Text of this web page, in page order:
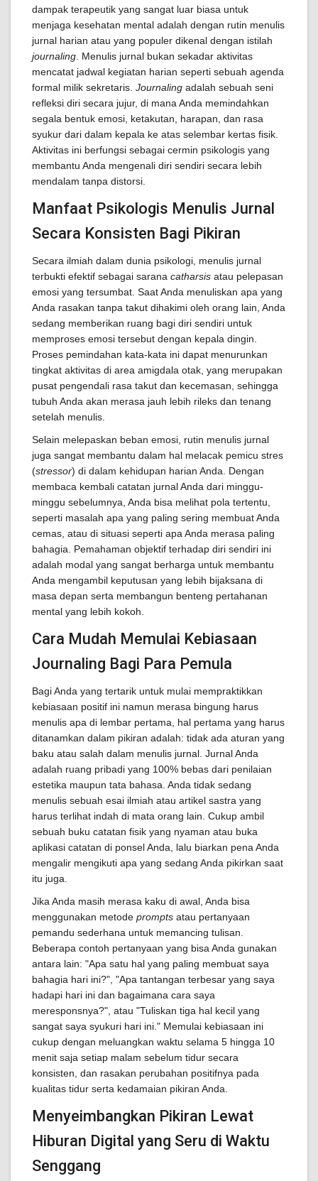
dampak terapeutik yang sangat luar biasa untuk
menjaga kesehatan mental adalah dengan rutin menulis
jurnal harian atau yang populer dikenal dengan istilah
journaling . Menulis jurnal bukan sekadar aktivitas
mencatat jadwal kegiatan harian seperti sebuah agenda
formal milik sekretaris. Journaling adalah sebuah seni
refleksi diri secara jujur, di mana Anda memindahkan
segala bentuk emosi, ketakutan, harapan, dan rasa
syukur dari dalam kepala ke atas selembar kertas fisik.
Aktivitas ini berfungsi sebagai cermin psikologis yang
membantu Anda mengenali diri sendiri secara lebih
mendalam tanpa distorsi.
Manfaat Psikologis Menulis Jurnal
Secara Konsisten Bagi Pikiran
Secara ilmiah dalam dunia psikologi, menulis jurnal
terbukti efektif sebagai sarana catharsis atau pelepasan
emosi yang tersumbat. Saat Anda menuliskan apa yang
Anda rasakan tanpa takut dihakimi oleh orang lain, Anda
sedang memberikan ruang bagi diri sendiri untuk
memproses emosi tersebut dengan kepala dingin.
Proses pemindahan kata-kata ini dapat menurunkan
tingkat aktivitas di area amigdala otak, yang merupakan
pusat pengendali rasa takut dan kecemasan, sehingga
tubuh Anda akan merasa jauh lebih rileks dan tenang
setelah menulis.
Selain melepaskan beban emosi, rutin menulis jurnal
juga sangat membantu dalam hal melacak pemicu stres
(stressor) di dalam kehidupan harian Anda. Dengan
membaca kembali catatan jurnal Anda dari minggu-
minggu sebelumnya, Anda bisa melihat pola tertentu,
seperti masalah apa yang paling sering membuat Anda
cemas, atau di situasi seperti apa Anda merasa paling
bahagia. Pemahaman objektif terhadap diri sendiri ini
adalah modal yang sangat berharga untuk membantu
Anda mengambil keputusan yang lebih bijaksana di
masa depan serta membangun benteng pertahanan
mental yang lebih kokoh.
Cara Mudah Memulai Kebiasaan
Journaling Bagi Para Pemula
Bagi Anda yang tertarik untuk mulai mempraktikkan
kebiasaan positif ini namun merasa bingung harus
menulis apa di lembar pertama, hal pertama yang harus
ditanamkan dalam pikiran adalah: tidak ada aturan yang
baku atau salah dalam menulis jurnal. Jurnal Anda
adalah ruang pribadi yang 100% bebas dari penilaian
estetika maupun tata bahasa. Anda tidak sedang
menulis sebuah esai ilmiah atau artikel sastra yang
harus terlihat indah di mata orang lain. Cukup ambil
sebuah buku catatan fisik yang nyaman atau buka
aplikasi catatan di ponsel Anda, lalu biarkan pena Anda
mengalir mengikuti apa yang sedang Anda pikirkan saat
itu juga.
Jika Anda masih merasa kaku di awal, Anda bisa
menggunakan metode prompts atau pertanyaan
pemandu sederhana untuk memancing tulisan.
Beberapa contoh pertanyaan yang bisa Anda gunakan
antara lain: "Apa satu hal yang paling membuat saya
bahagia hari ini?", "Apa tantangan terbesar yang saya
hadapi hari ini dan bagaimana cara saya
meresponsnya?", atau "Tuliskan tiga hal kecil yang
sangat saya syukuri hari ini." Memulai kebiasaan ini
cukup dengan meluangkan waktu selama 5 hingga 10
menit saja setiap malam sebelum tidur secara
konsisten, dan rasakan perubahan positifnya pada
kualitas tidur serta kedamaian pikiran Anda.
Menyeimbangkan Pikiran Lewat
Hiburan Digital yang Seru di Waktu
Senggang